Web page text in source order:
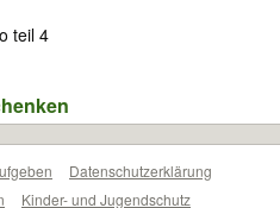
teil 4
Datenschutzerklärung
Kinder- und Jugendschutz